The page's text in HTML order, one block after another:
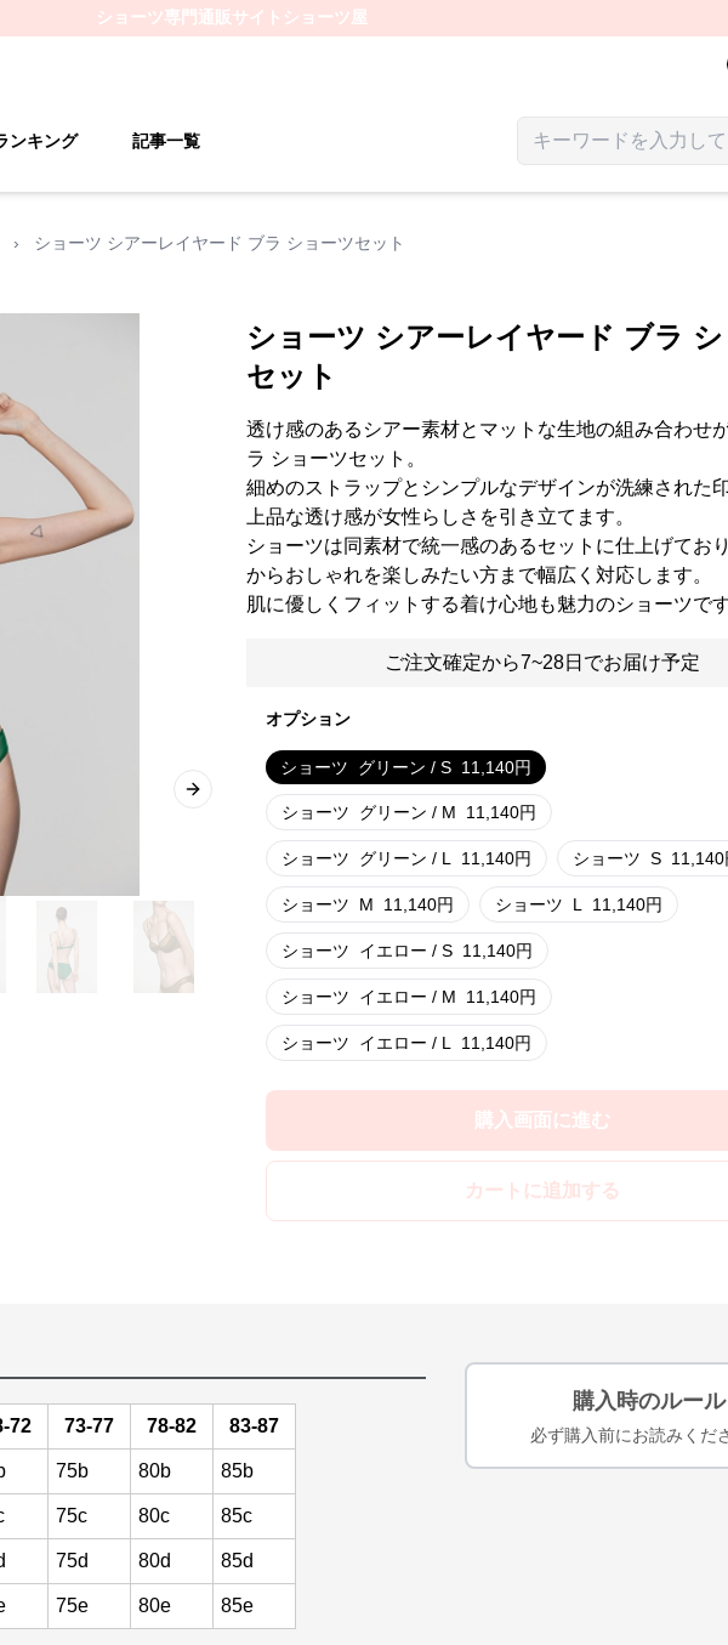
ショーツ専門通販サイト ショーツ屋
ンキング 記事一覧
› ショーツ シアーレイヤード ブラ ショーツセット
Next slide
ショーツ シアーレイヤード ブラ
セット
透け感のあるシアー素材とマットな生地の組み合わせ
ラ ショーツセット。
細めのストラップとシンプルなデザインが洗練された
上品な透け感が女性らしさを引き立てます。
ショーツは同素材で統一感のあるセットに仕上げてお
からおしゃれを楽しみたい方まで幅広く対応します。
肌に優しくフィットする着け心地も魅力のショーツです
ご注文確定から7~28日でお届け予定
オプション
ショーツ グリーン / S 11,140円
ショーツ グリーン / M 11,140円
ショーツ グリーン / L 11,140円 ショーツ S 11,140
ショーツ M 11,140円 ショーツ L 11,140円
ショーツ イエロー / S 11,140円
ショーツ イエロー / M 11,140円
ショーツ イエロー / L 11,140円
購入画面に進む
カートに追加する
72 73-77 78-82 83-87
75b 80b 85b
75c 80c 85c
75d 80d 85d
75e 80e 85e
購入時のルール
必ず購入前にお読みくだ